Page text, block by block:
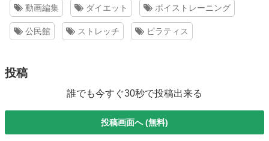
動画編集 ダイエット ボイストレーニング
公民館 ストレッチ ピラティス
投稿
誰でも今すぐ30秒で投稿出来る
投稿画面へ (無料)